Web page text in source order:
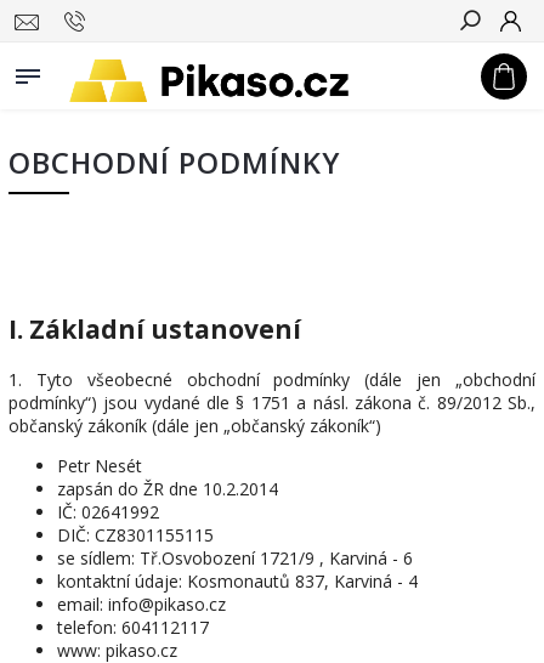
Hledat
OBCHODNÍ PODMÍNKY
I. Základní ustanovení
1. Tyto všeobecné obchodní podmínky (dále jen „obchodní
podmínky“) jsou vydané dle § 1751 a násl. zákona č. 89/2012 Sb.,
občanský zákoník (dále jen „občanský zákoník“)
Petr Nesét
zapsán do ŽR dne 10.2.2014
IČ: 02641992
DIČ: CZ8301155115
se sídlem: Tř.Osvobození 1721/9 , Karviná - 6
kontaktní údaje: Kosmonautů 837, Karviná - 4
email: info@pikaso.cz
telefon: 604112117
www: pikaso.cz